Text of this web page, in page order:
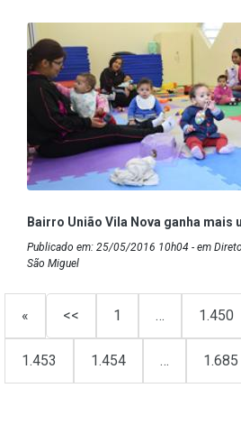
Bairro União Vila Nova ganha mais
Publicado em: 25/05/2016 10h04 - em
São Miguel
« << 1 … 1.450
1.453 1.454 … 1.685